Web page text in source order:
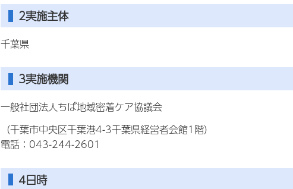
2実施主体
千葉県
3実施機関
一般社団法人ちば地域密着ケア協議会
（千葉市中央区千葉港4-3千葉県経営者会館1階）
電話：043-244-2601
4日時